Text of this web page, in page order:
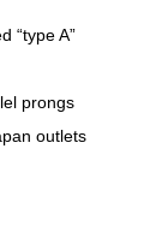
“type A”
prongs
outlets